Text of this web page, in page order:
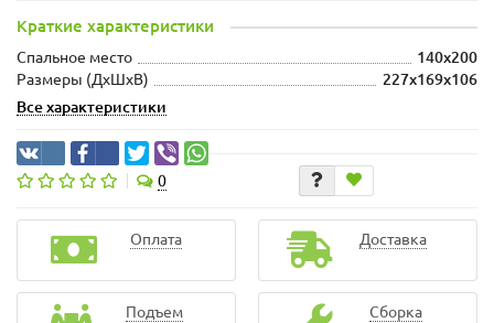
Краткие характеристики
Спальное место
140x200
Размеры (ДхШxВ)
227x169x106
Все характеристики
0
Оплата Доставка
Подъем Сборка